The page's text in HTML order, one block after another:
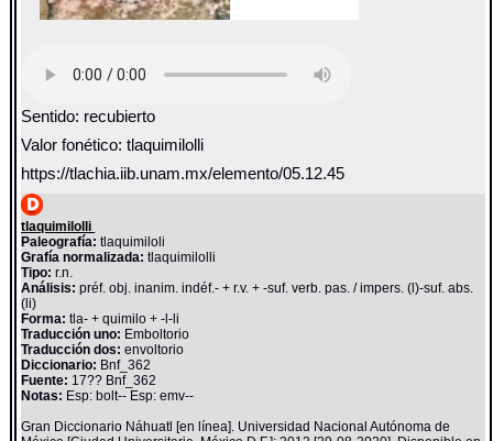
Sentido: recubierto
Valor fonético: tlaquimilolli
https://tlachia.iib.unam.mx/elemento/05.12.45
tlaquimilolli
Paleografía: tlaquimiloli
Grafía normalizada: tlaquimilolli
Tipo: r.n.
Análisis: préf. obj. inanim. indéf.- + r.v. + -suf. verb. pas. / impers. (l)-suf. abs.
(li)
Forma: tla- + quimilo + -l-li
Traducción uno: Emboltorio
Traducción dos: envoltorio
Diccionario: Bnf_362
Fuente: 17?? Bnf_362
Notas: Esp: bolt-- Esp: emv--
Gran Diccionario Náhuatl [en línea]. Universidad Nacional Autónoma de